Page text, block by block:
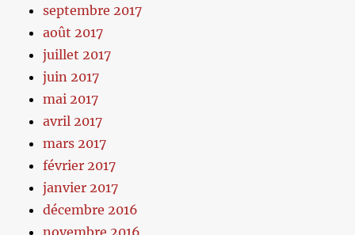
septembre 2017
août 2017
juillet 2017
juin 2017
mai 2017
avril 2017
mars 2017
février 2017
janvier 2017
décembre 2016
novembre 2016